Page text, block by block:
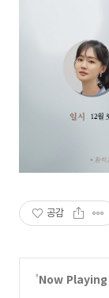
공감
'Now Playing